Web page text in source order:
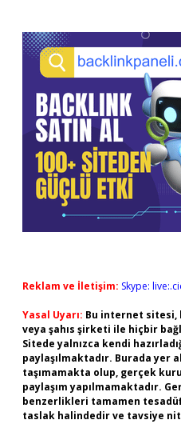
Reklam ve İletişim: Skype:
Yasal Uyarı: Bu internet sitesi,
veya şahıs şirketi ile hiçbir
Sitede yalnızca kendi
paylaşılmaktadır. Burada
taşımamakta olup, gerçek
paylaşım yapılmamaktadır.
benzerlikleri tamamen
taslak halindedir ve tavsiye